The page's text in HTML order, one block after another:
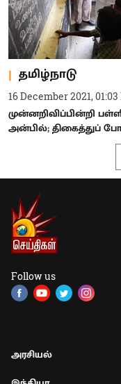
தமிழ்நாடு
16 December 2021,
முன்னறிவிப்பின்றி
அன்பில்; திகைத்துப்
Follow us
அரசியல்